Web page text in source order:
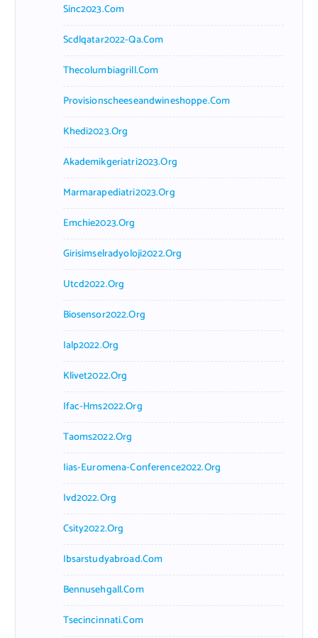
Sinc2023.com
Scdlqatar2022-Qa.com
Thecolumbiagrill.com
Provisionscheeseandwineshoppe.com
Khedi2023.org
Akademikgeriatri2023.org
Marmarapediatri2023.org
Emchie2023.org
Girisimselradyoloji2022.org
Utcd2022.org
Biosensor2022.org
Ialp2022.org
Klivet2022.org
Ifac-Hms2022.org
Taoms2022.org
Iias-Euromena-Conference2022.org
Ivd2022.org
Csity2022.org
Ibsarstudyabroad.com
Bennusehgall.com
Tsecincinnati.com